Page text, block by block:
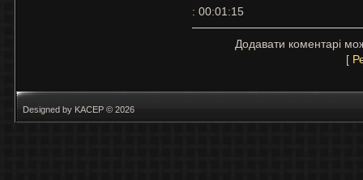
: 00:01:15
Додавати коментарі
[
Designed by KACEP © 2026